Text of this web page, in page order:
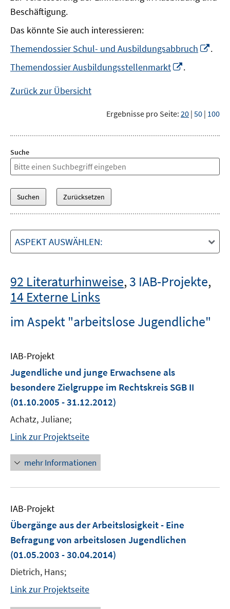
Beschäftigung.
Das könnte Sie auch interessieren:
Themendossier Schul- und Ausbildungsabbruch
.
Themendossier Ausbildungsstellenmarkt
.
Zurück zur Übersicht
Ergebnisse pro Seite: 20 | 50 | 100
Suche
ASPEKT AUSWÄHLEN:
92 Literaturhinweise,3 IAB-Projekte,
14 Externe Links
im Aspekt "arbeitslose Jugendliche"
IAB-Projekt
Jugendliche und junge Erwachsene als
besondere Zielgruppe im Rechtskreis SGB II
(01.10.2005 - 31.12.2012)
Achatz, Juliane;
Link zur Projektseite
mehr Informationen
IAB-Projekt
Übergänge aus der Arbeitslosigkeit - Eine
Befragung von arbeitslosen Jugendlichen
(01.05.2003 - 30.04.2014)
Dietrich, Hans;
Link zur Projektseite